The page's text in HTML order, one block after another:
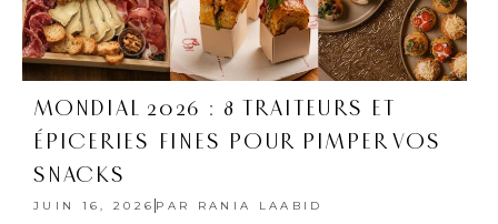
MONDIAL 2026 : 8 TRAITEURS ET
ÉPICERIES FINES POUR PIMPER VOS
SNACKS
JUIN 16, 2026 PAR RANIA LAABID